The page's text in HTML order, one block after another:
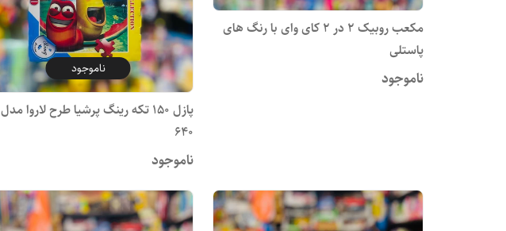
مکعب روبیک ۲ در ۲ کای وای با رنگ های
پاستلی
ناموجود ناموجود
پازل 150 تکه رینگ پرشیا طرح لاروا مدل
640
ناموجود